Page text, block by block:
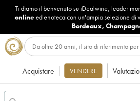
Ti diamo il benvenuto su iDealwine, leader
onlineed enoteca con un'ampia selezione di
Bordeaux,
Acquistare VENDERE